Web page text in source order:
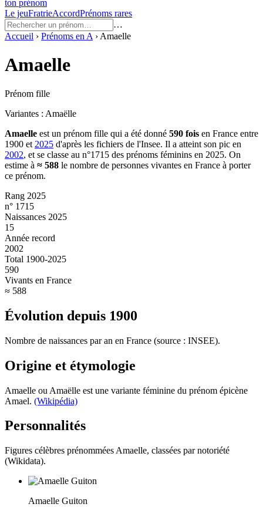
ton prénom
Le jeuFratrieAccordPrénoms rares
…
Accueil › Prénoms en A › Amaelle
Amaelle
Prénom fille
Variantes : Amaëlle
Amaelle est un prénom fille qui a été donné 590 fois en France entre
1900 et 2025 d'après les fichiers de l'Insee. Il a atteint son pic en
2002, et se classe au n°1715 des prénoms féminins en 2025. On
estime à ≈ 588 le nombre de personnes vivantes en France à porter
ce prénom.
Rang 2025
n° 1715
Naissances 2025
15
Année record
2002
Total 1900-2025
590
Vivants en France
≈ 588
Évolution depuis 1900
Nombre de naissances par an en France (source : INSEE).
Origine et étymologie
Amaelle ou Amaëlle est une variante féminine du prénom épicène
Amael. (Wikipédia)
Personnalités
Figures célèbres prénommées Amaelle, classées par notoriété
(Wikidata).
Amaelle Guiton